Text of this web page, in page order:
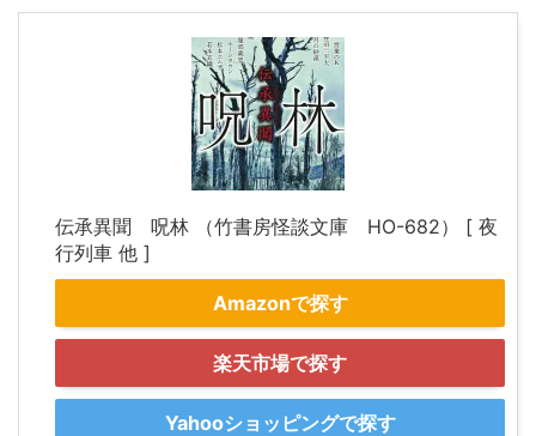
伝承異聞 呪林 （竹書房怪談文庫 HO-682） [ 夜
行列車 他 ]
Amazonで探す
楽天市場で探す
Yahooショッピングで探す